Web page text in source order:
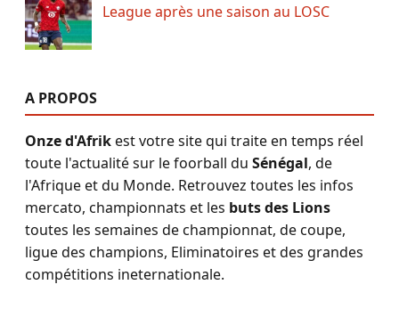
League après une saison au LOSC
A PROPOS
Onze d'Afrikest votre site qui traite en temps réel
toute l'actualité sur le foorball du Sénégal, de
l'Afrique et du Monde. Retrouvez toutes les infos
mercato, championnats et les buts des Lions
toutes les semaines de championnat, de coupe,
ligue des champions, Eliminatoires et des grandes
compétitions ineternationale.